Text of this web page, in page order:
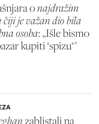
onajdražim
je važan dio bila
osoba: „Išle bismo
kupiti ‘spizu‘"
zablistali na